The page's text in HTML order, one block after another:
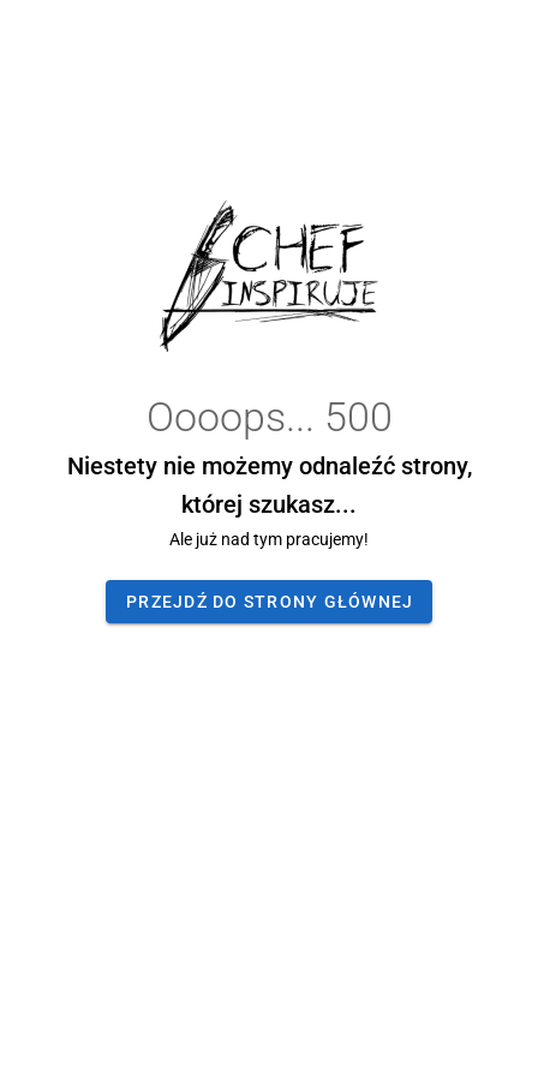
Oooops... 500
Niestety nie możemy odnaleźć strony,
której szukasz...
Ale już nad tym pracujemy!
PRZEJDŹ DO STRONY GŁÓWNEJ